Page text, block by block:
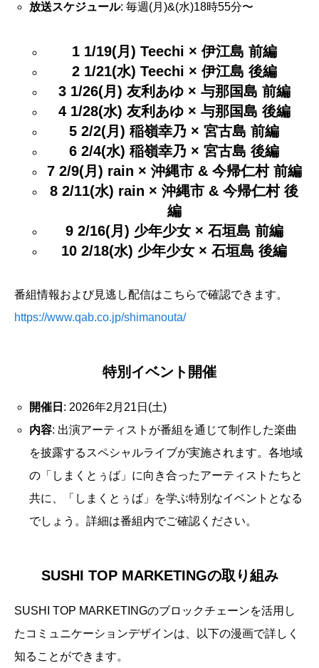
放送スケジュール: 毎週(月)&(水)18時55分〜
1 1/19(月) Teechi × 伊江島 前編
2 1/21(水) Teechi × 伊江島 後編
3 1/26(月) 友利あゆ × 与那国島 前編
4 1/28(水) 友利あゆ × 与那国島 後編
5 2/2(月) 稲嶺幸乃 × 宮古島 前編
6 2/4(水) 稲嶺幸乃 × 宮古島 後編
7 2/9(月) rain × 沖縄市 & 今帰仁村 前編
8 2/11(水) rain × 沖縄市 & 今帰仁村 後
編
9 2/16(月) 少年少女 × 石垣島 前編
10 2/18(水) 少年少女 × 石垣島 後編
番組情報および見逃し配信はこちらで確認できます。
https://www.qab.co.jp/shimanouta/
特別イベント開催
開催日 : 2026年2月21日(土)
内容: 出演アーティストが番組を通じて制作した楽曲
を披露するスペシャルライブが実施されます。各地域
の「しまくとぅば」に向き合ったアーティストたちと
共に、「しまくとぅば」を学ぶ特別なイベントとなる
でしょう。詳細は番組内でご確認ください。
SUSHI TOP MARKETINGの取り組み
SUSHI TOP MARKETINGのブロックチェーンを活用し
たコミュニケーションデザインは、以下の漫画で詳しく
知ることができます。